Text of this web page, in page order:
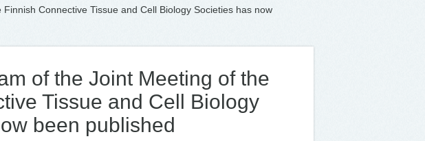
Connective Tissue and Cell Biology Societies has now
of the Joint Meeting of the
Tissue and Cell Biology
been published